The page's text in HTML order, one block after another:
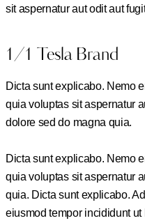
sit aspernatur aut odit aut
1/1 Tesla Brand
Dicta sunt explicabo. Nemo
quia voluptas sit aspernatur
dolore sed do magna quia.
Dicta sunt explicabo. Nemo
quia voluptas sit aspernatur
quia. Dicta sunt explicabo.
eiusmod tempor incididunt